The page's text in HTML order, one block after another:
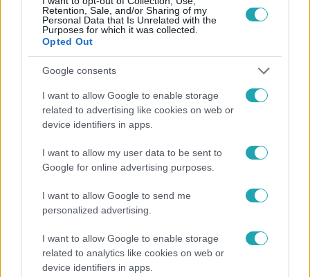
Retention, Sale, and/or Sharing of my
Personal Data that Is Unrelated with the
Purposes for which it was collected.
Opted Out
Google consents
I want to allow Google to enable storage
related to advertising like cookies on web or
device identifiers in apps.
I want to allow my user data to be sent to
Google for online advertising purposes.
I want to allow Google to send me
personalized advertising.
I want to allow Google to enable storage
related to analytics like cookies on web or
device identifiers in apps.
Népszerű
„Téged. Engem. Minket.” – Emilio és Tina szerelmes
vallomása sokakat megérinthet